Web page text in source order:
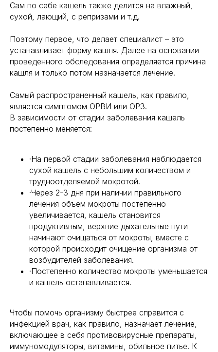
Сам по себе кашель также делится на влажный,
сухой, лающий, с репризами и т.д.
Поэтому первое, что делает специалист – это
устанавливает форму кашля. Далее на основании
проведенного обследования определяется причина
кашля и только потом назначается лечение.
Самый распространенный кашель, как правило,
является симптомом ОРВИ или ОРЗ.
В зависимости от стадии заболевания кашель
постепенно меняется:
·На первой стадии заболевания наблюдается
сухой кашель с небольшим количеством и
трудноотделяемой мокротой.
·Через 2-3 дня при наличии правильного
лечения объем мокроты постепенно
увеличивается, кашель становится
продуктивным, верхние дыхательные пути
начинают очищаться от мокроты, вместе с
которой происходит очищение организма от
возбудителей заболевания.
·Постепенно количество мокроты уменьшается
и кашель останавливается.
Чтобы помочь организму быстрее справится с
инфекцией врач, как правило, назначает лечение,
включающее в себя противовирусные препараты,
иммуномодуляторы, витамины, обильное питье. К